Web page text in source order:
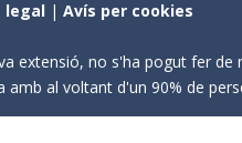
legal |Avís per cookies
extensió, no s'ha pogut fer de
al voltant d'un 90% de